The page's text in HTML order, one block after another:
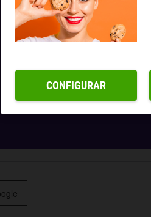
CONFIGURAR